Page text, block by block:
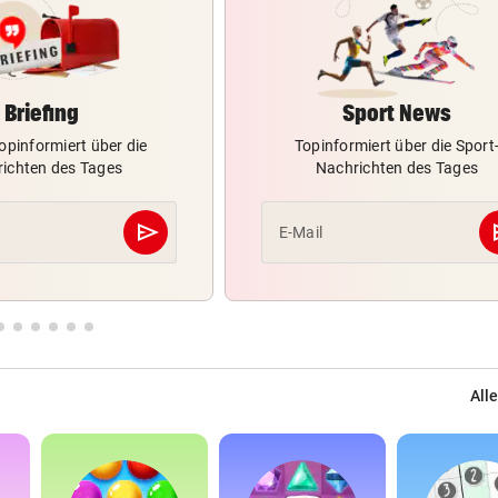
Briefing
über die
des Tages
send
Abschicken
Sport News
Topinformiert über die Sport-
Nachrichten des Tages
E-Mail